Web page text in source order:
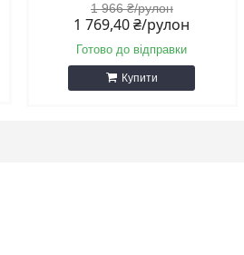
1 966 ₴/рулон
1 769,40 ₴/рулон
Готово до відправки
Купити